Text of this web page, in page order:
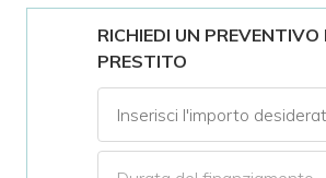
RICHIEDI UN PREVENTIVO
PRESTITO